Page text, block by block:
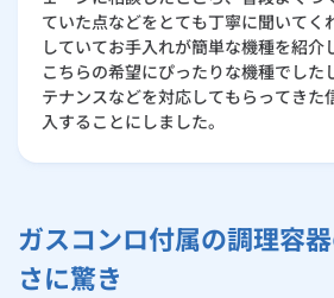
ていた点などをとても丁寧に聞いてく
していてお手入れが簡単な機種を紹介
こちらの希望にぴったりな機種でした
テナンスなどを対応してもらってきた
入することにしました。
ガスコンロ付属の調理容
さに驚き